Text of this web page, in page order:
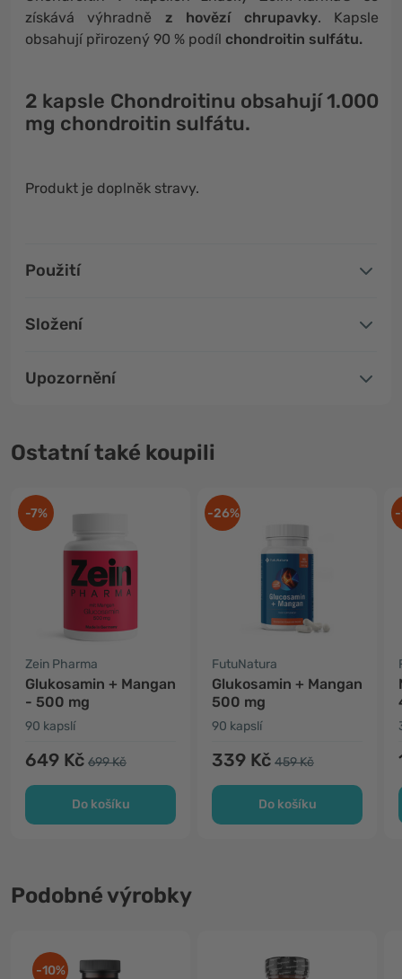
získává výhradně z hovězí chrupavky. Kapsle
obsahují přirozený 90 % podíl chondroitin sulfátu.
2 kapsle Chondroitinu obsahují1.000
mg chondroitin sulfátu.
Produkt je doplněk stravy.
Použití
Složení
Upozornění
Ostatní také koupili
-7%
Zein Pharma
Glukosamin + Mangan
- 500 mg
90 kapslí
649 Kč 699 Kč
Do košíku
-26%
FutuNatura
Glukosamin + Mangan
500 mg
90 kapslí
339 Kč 459 Kč
Do košíku
Podobné výrobky
-10%